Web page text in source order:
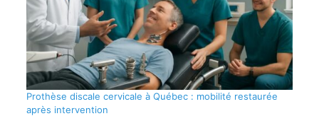
Prothèse discale cervicale à Québec : mobilité restaurée
après intervention